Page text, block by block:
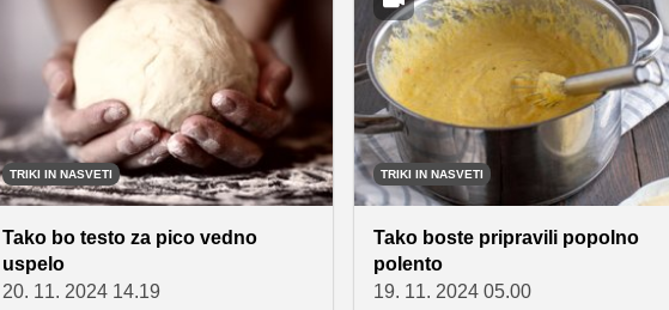
sestavinami pomagajo obnoviti moči
in vas hitro popeljejo na pot do
boljšega počutja. V nadaljevanju
vam predstavljamo nekaj receptov
za juhe, ki vas bodo okrepčale in
oskrbele z zdravimi sestavinami, ki
bodo pripomogle k hitrejšemu
okrevanju.
smutijem, jo lahko uporabite še na
druge domiselne načine. Idej je
resnično zelo veliko, zato nikar ne
ostanite zgolj pri klasiki – kruhu z
maslom in marmelado.
TRIKI IN NASVETI
Tako bo testo za pico vedno
uspelo
20. 11. 2024 14.19
TRIKI IN NASVETI
Tako boste pripravili popolno
polento
19. 11. 2024 05.00